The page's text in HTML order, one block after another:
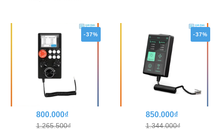
-37%
800.000₫
1.265.500₫
-37%
850.000₫
1.344.000₫